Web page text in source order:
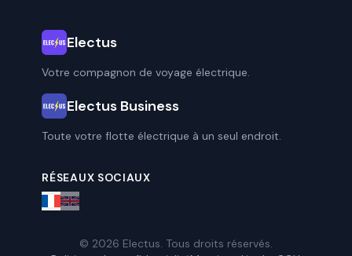
Electus
Votre compagnon de voyage électrique.
Electus Business
Toute votre flotte électrique à un seul endroit.
RÉSEAUX SOCIAUX
© 2026 Electus. Tous droits réservés.